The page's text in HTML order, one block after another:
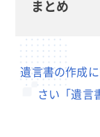
まとめ
遺言書の作成
さい「遺言